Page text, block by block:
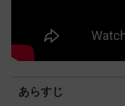
あらすじ